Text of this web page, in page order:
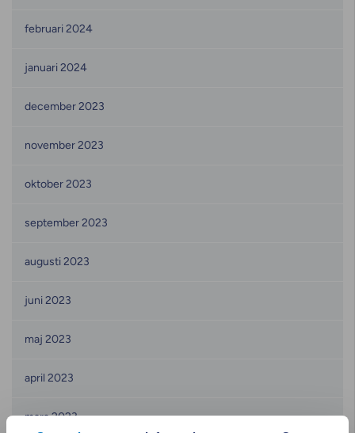
februari 2024
januari 2024
december 2023
november 2023
oktober 2023
september 2023
augusti 2023
juni 2023
maj 2023
april 2023
mars 2023